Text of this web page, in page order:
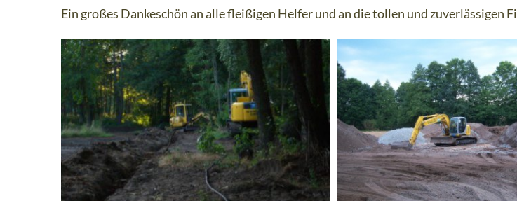
Ein großes Dankeschön an alle fleißigen Helfer und an die tollen und zuverlässigen